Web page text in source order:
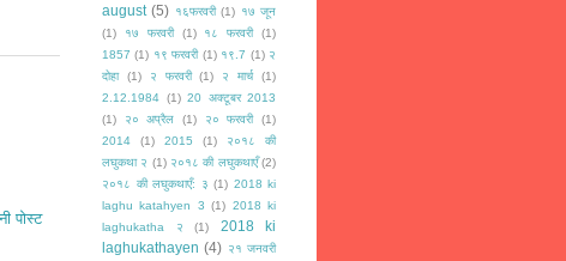
पोस्ट
august (5) १६फरवरी (1) १७ जून
(1)
१७ फरवरी (1) १८ फरवरी
(1)
1857 (1) १९ फरवरी (1) १९.7 (1) २
दोहा
(1) २ फरवरी (1) २ मार्च
(1)
2.12.1984 (1) 20 अक्टूबर 2013
(1)
२० अप्रैल (1) २० फरवरी
(1)
2014
(1) 2015 (1)
२०१८ की
लघुकथा २ (1) २०१८ की लघुकथाएँ (2)
२०१८ की लघुकथाएँ: ३ (1) 2018 ki
laghu katahyen 3 (1) 2018 ki
laghukatha २
(1)
2018 ki
laghukathayen (4) २१ जनवरी